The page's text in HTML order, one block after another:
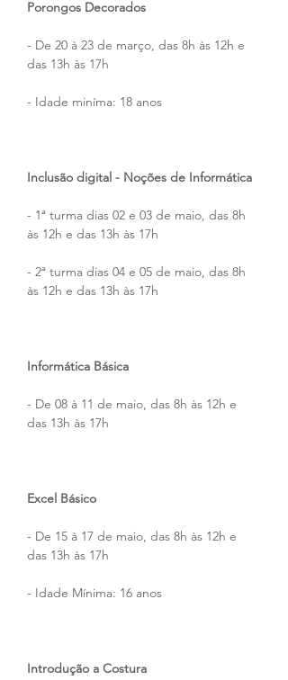
Porongos Decorados
- De 20 à 23 de março, das 8h às 12h e
das 13h às 17h
- Idade miníma: 18 anos
Inclusão digital - Noções de Informática
- 1ª turma dias 02 e 03 de maio, das 8h
às 12h e das 13h às 17h
- 2ª turma dias 04 e 05 de maio, das 8h
às 12h e das 13h às 17h
Informática Básica
- De 08 à 11 de maio, das 8h às 12h e
das 13h às 17h
Excel Básico
- De 15 à 17 de maio, das 8h às 12h e
das 13h às 17h
- Idade Mínima: 16 anos
Introdução a Costura